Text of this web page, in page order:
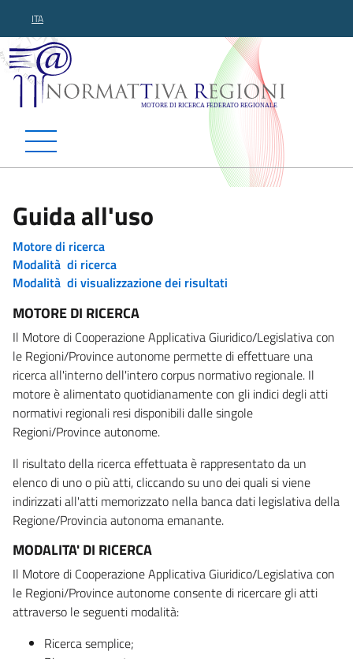
ITA
Normattiva Regioni -
Guida all'uso
Motore di ricerca
Modalità di ricerca
Modalità di visualizzazione dei risultati
MOTORE DI RICERCA
Il Motore di Cooperazione Applicativa Giuridico/Legislativa con
le Regioni/Province autonome permette di effettuare una
ricerca all'interno dell'intero corpus normativo regionale. Il
motore è alimentato quotidianamente con gli indici degli atti
normativi regionali resi disponibili dalle singole
Regioni/Province autonome.
Il risultato della ricerca effettuata è rappresentato da un
elenco di uno o più atti, cliccando su uno dei quali si viene
indirizzati all'atti memorizzato nella banca dati legislativa della
Regione/Provincia autonoma emanante.
MODALITA' DI RICERCA
Il Motore di Cooperazione Applicativa Giuridico/Legislativa con
le Regioni/Province autonome consente di ricercare gli atti
attraverso le seguenti modalità:
Ricerca semplice;